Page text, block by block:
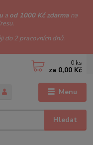
a od 1000 Kč zdarma na
do 2 pracovních dnů.
Menu
Hledat
0 ks
za 0,00 Kč